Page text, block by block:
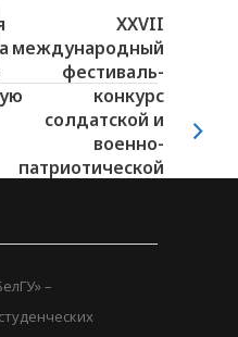
XXVII
международный
фестиваль-
конкурс
солдатской и
военно-
патриотической
СНГ...
–